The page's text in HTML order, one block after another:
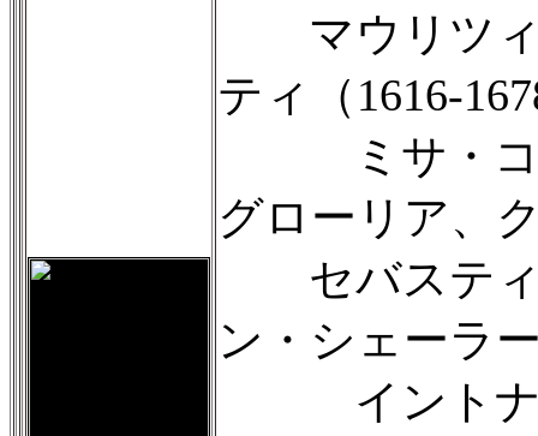
マウリツィ
ティ（1616-
ミサ・コン
グローリア、
セバスティ
ン・シェーラ
イントナ